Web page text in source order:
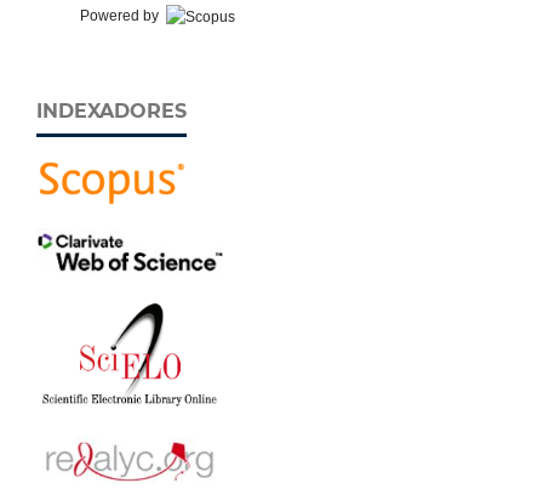
Powered by
INDEXADORES